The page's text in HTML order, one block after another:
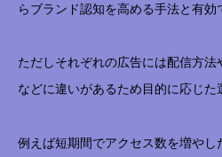
らブランド認知を高める手法と有効
ただしそれぞれの広告には配信方
などに違いがあるため目的に応じた
例えば短期間でアクセス数を増や